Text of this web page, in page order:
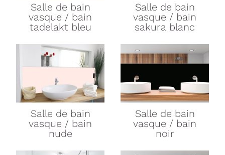
Salle de bain
vasque / bain
tadelakt bleu
Salle de bain
vasque / bain
sakura blanc
Salle de bain
vasque / bain
nude
Salle de bain
vasque / bain
noir